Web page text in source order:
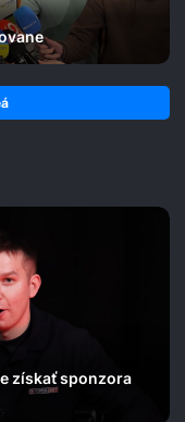
získať sponzora